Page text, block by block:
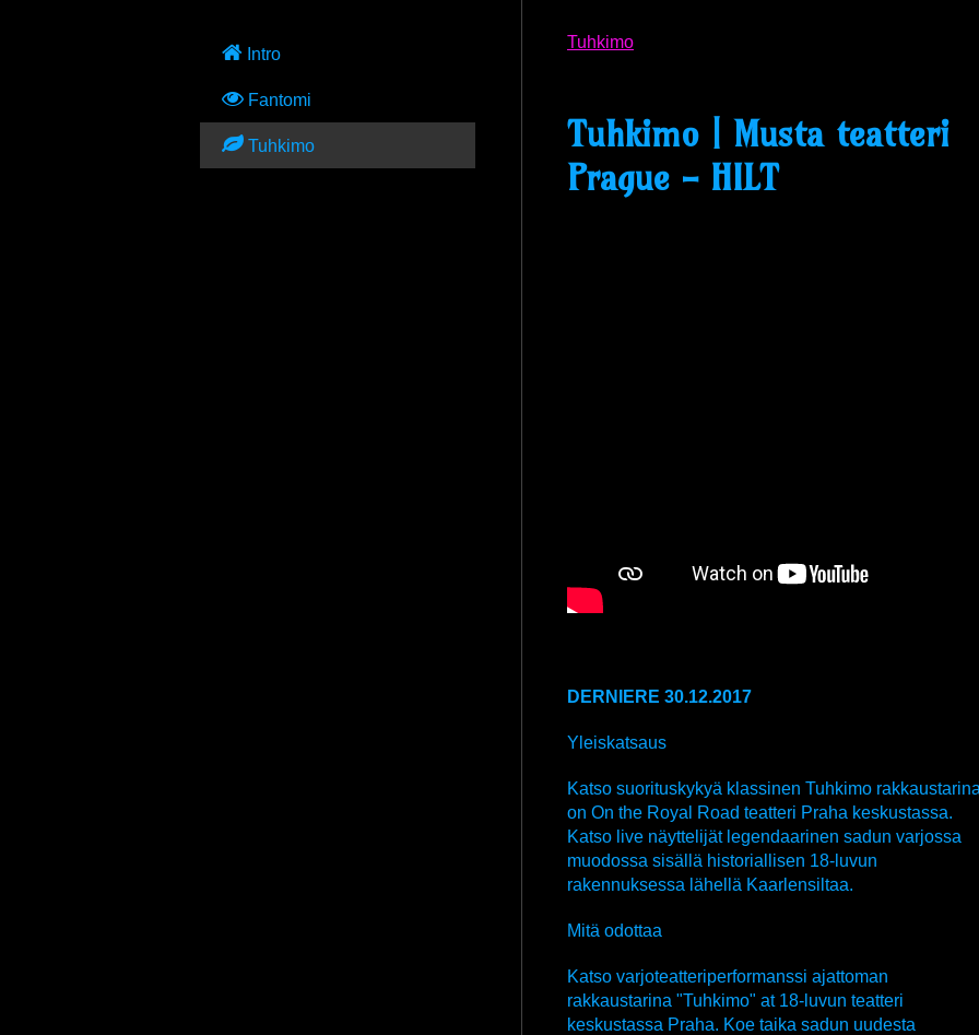
Tuhkimo
Tuhkimo | Musta teatteri
Prague - HILT
DERNIERE 30.12.2017
Yleiskatsaus
Katso suorituskykyä klassinen Tuhkimo
on On the Royal Road teatteri Praha keskustassa.
Katso live näyttelijät legendaarinen sadun varjossa
muodossa sisällä historiallisen 18-luvun
rakennuksessa lähellä Kaarlensiltaa.
Mitä odottaa
Katso varjoteatteriperformanssi ajattoman
rakkaustarina "Tuhkimo" at 18-luvun teatteri
keskustassa Praha. Koe taika sadun uudesta
Intro
Fantomi
Tuhkimo